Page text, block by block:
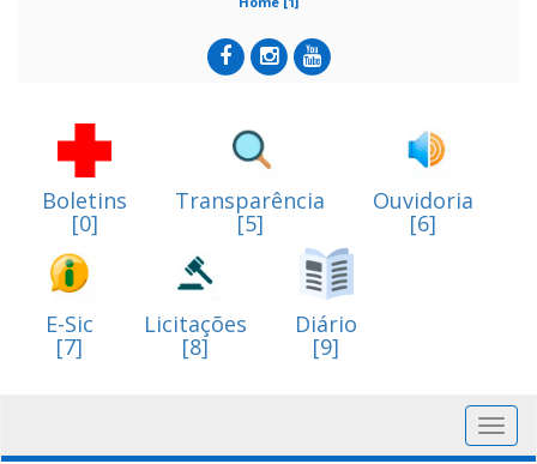
Boletins
[0]
Transparência
[5]
Ouvidoria
[6]
E-Sic
[7]
Licitações
[8]
Diário
[9]